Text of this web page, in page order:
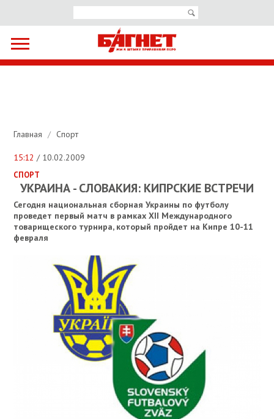
Главная / Спорт
15:12 / 10.02.2009
СПОРТ
УКРАИНА - СЛОВАКИЯ: КИПРСКИЕ ВСТРЕЧИ
Сегодня национальная сборная Украины по футболу
проведет первый матч в рамках XII Международного
товарищеского турнира, который пройдет на Кипре 10-11
февраля